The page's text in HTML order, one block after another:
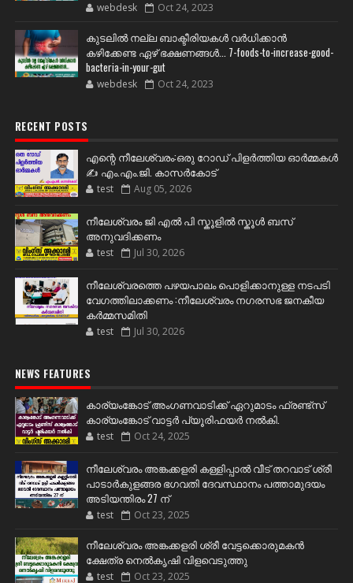
webdesk Oct 24, 2023
കുടലിൽ നല്ല ബാക്ടീരിയകൾ വര്‍ധിക്കാന്‍
കഴിക്കേണ്ട ഏഴ് ഭക്ഷണങ്ങള്‍... 7-foods-to-increase-good-
bacteria-in-your-gut
webdesk Oct 24, 2023
RECENT POSTS
എന്റെ നീലേശ്വരം:ഒരു റോഡ് പിളർത്തിയ ഓർമ്മകൾ
✍️ എം.എം.ജി. കാസർകോട്
test Aug 05, 2026
നീലേശ്വരം ജി എൽ പി സ്കൂളിൽ സ്കൂൾ ബസ്
അനുവദിക്കണം
test Jul 30, 2026
നീലേശ്വരത്തെ പഴയപാലം പൊളിക്കാനുള്ള നടപടി
വേഗത്തിലാക്കണം :നീലേശ്വരം നഗരസഭ ജനകീയ
കർമ്മസമിതി
test Jul 30, 2026
NEWS FEATURES
കാര്യംങ്കോട് അംഗണവാടിക്ക് ഏറുമാടം ഫ്രണ്ട്സ്
കാര്യംങ്കോട് വാട്ടർ പ്യൂരിഫയർ നൽകി.
test Oct 24, 2025
നീലേശ്വരം അങ്കക്കളരി കള്ളിപ്പാൽ വീട് തറവാട് ശ്രീ
പാടാർകുളങ്ങര ഭഗവതി ദേവസ്ഥാനം പത്താമുദയം
അടിയന്തിരം 27 ന്
test Oct 23, 2025
നീലേശ്വരം അങ്കക്കളരി ശ്രീ വേട്ടക്കൊരുമകൻ
ക്ഷേത്ര നെൽകൃഷി വിളവെടുത്തു
test Oct 23, 2025